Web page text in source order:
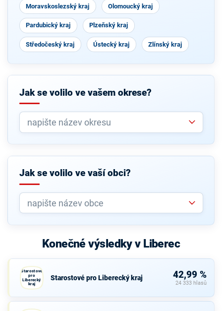
Moravskoslezský kraj Olomoucký kraj
Pardubický kraj Plzeňský kraj
Středočeský kraj Ústecký kraj Zlínský kraj
Jak se volilo ve vašem okrese?
Jak se volilo ve vaší obci?
Konečné výsledky v Liberec
Starostové
pro
Liberecký
kraj
Starostové pro Liberecký kraj 42,99 %
24 333 hlasů